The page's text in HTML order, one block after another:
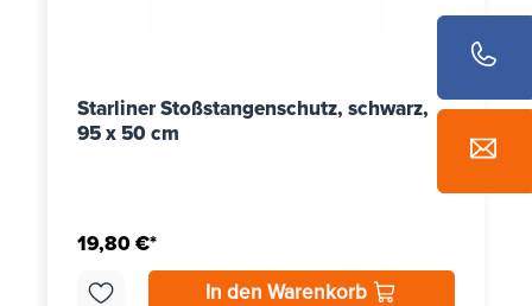
Starliner Stoßstangenschutz, schwarz,
95 x 50 cm
19,80 €*
In den Warenkorb